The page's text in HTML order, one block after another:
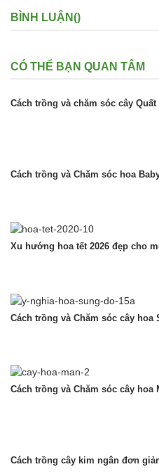
BÌNH LUẬN()
CÓ THỂ BẠN QUAN TÂM
Cách trồng và chăm sóc cây
Cách trồng và Chăm sóc hoa
Xu hướng hoa tết 2026 đẹp cho
Cách trồng và Chăm sóc cây hoa
Cách trồng và Chăm sóc cây hoa
Cách trồng cây kim ngân đơn